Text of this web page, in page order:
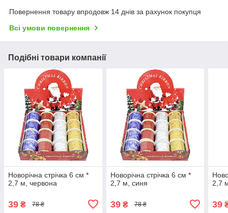
Повернення товару впродовж 14 днів за рахунок покупця
Всі умови повернення
Подібні товари компанії
Новорічна стрiчка 6 см *
2,7 м, червона
39 ₴ 78 ₴
Новорічна стрiчка 6 см *
2,7 м, синя
39₴ 78 ₴
2,7
39